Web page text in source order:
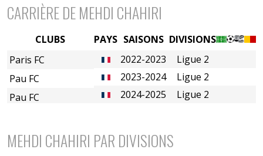
CARRIÈRE DE MEHDI CHAHIRI
PAYS SAISONS DIVISIONS
2022-2023
Ligue 2
2023-2024
Ligue 2
2024-2025
Ligue 2
CLUBS
Paris FC
Pau FC
Pau FC
MEHDI CHAHIRI PAR DIVISIONS